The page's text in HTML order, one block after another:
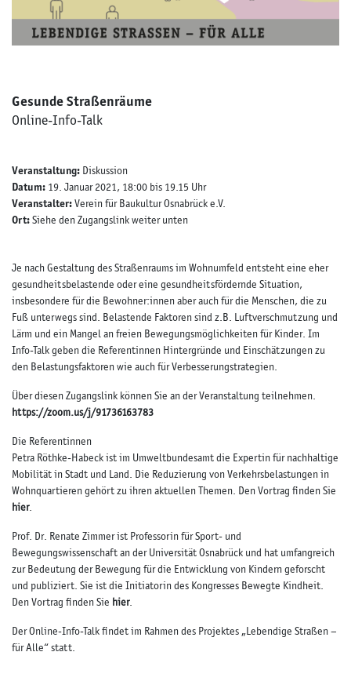
Gesunde Straßenräume
Online-Info-Talk
Veranstaltung: Diskussion
Datum: 19. Januar 2021, 18:00 bis 19.15 Uhr
Veranstalter:Verein für Baukultur Osnabrück e.V.
Ort:Siehe den Zugangslink weiter unten
Je nach Gestaltung des Straßenraums im Wohnumfeld entsteht eine eher
gesundheitsbelastende oder eine gesundheitsfördernde Situation,
insbesondere für die Bewohner:innen aber auch für die Menschen, die zu
Fuß unterwegs sind. Belastende Faktoren sind z.B. Luftverschmutzung und
Lärm und ein Mangel an freien Bewegungsmöglichkeiten für Kinder. Im
Info-Talk geben die Referentinnen Hintergründe und Einschätzungen zu
den Belastungsfaktoren wie auch für Verbesserungstrategien.
Über diesen Zugangslink können Sie an der Veranstaltung teilnehmen.
https://zoom.us/j/91736163783
Die Referentinnen
Petra Röthke-Habeck ist im Umweltbundesamt die Expertin für nachhaltige
Mobilität in Stadt und Land. Die Reduzierung von Verkehrsbelastungen in
Wohnquartieren gehört zu ihren aktuellen Themen. Den Vortrag finden Sie
hier.
Prof. Dr. Renate Zimmer ist Professorin für Sport- und
Bewegungswissenschaft an der Universität Osnabrück und hat umfangreich
zur Bedeutung der Bewegung für die Entwicklung von Kindern geforscht
und publiziert. Sie ist die Initiatorin des Kongresses Bewegte Kindheit.
Den Vortrag finden Sie hier.
Der Online-Info-Talk findet im Rahmen des Projektes „Lebendige Straßen –
für Alle“ statt.